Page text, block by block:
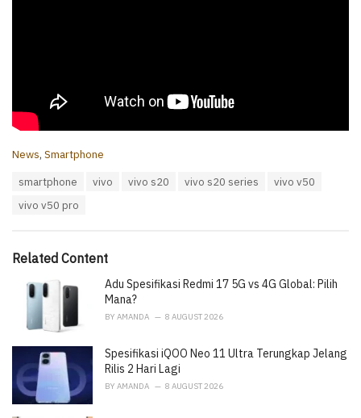
C
i
News, Smartphone
smartphone vivo vivo s20 vivo s20 series
vivo v50
vivo v50 pro
Related Content
Adu Spesifikasi Redmi 17 5G vs 4G Global: Pilih
Mana?
BY AMANDA 8 AUGUST 2026
Spesifikasi iQOO Neo 11 Ultra Terungkap Jelang
Rilis 2 Hari Lagi
BY AMANDA 8 AUGUST 2026